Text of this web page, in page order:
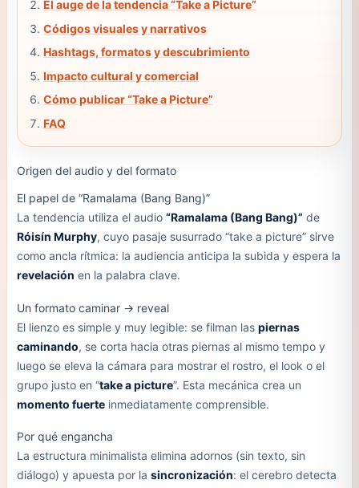
El auge de la tendencia “Take a Picture”
Códigos visuales y narrativos
Hashtags, formatos y descubrimiento
Impacto cultural y comercial
Cómo publicar “Take a Picture”
FAQ
Origen del audio y del formato
El papel de “Ramalama (Bang Bang)”
La tendencia utiliza el audio “Ramalama (Bang Bang)”de
Róisín Murphy, cuyo pasaje susurrado “take a picture” sirve
como ancla rítmica: la audiencia anticipa la subida y espera la
revelación en la palabra clave.
Un formato caminar → reveal
El lienzo es simple y muy legible: se filman las piernas
caminando, se corta hacia otras piernas al mismo tempo y
luego se eleva la cámara para mostrar el rostro, el look o el
grupo justo en “take a picture”. Esta mecánica crea un
momento fuerteinmediatamente comprensible.
Por qué engancha
La estructura minimalista elimina adornos (sin texto, sin
diálogo) y apuesta por la sincronización: el cerebro detecta